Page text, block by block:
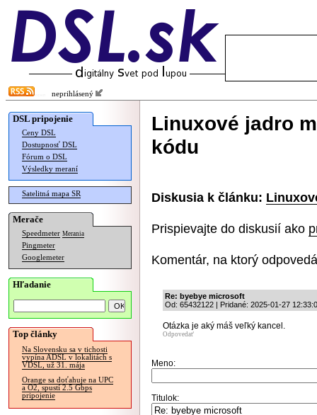
neprihlásený
DSL pripojenie
Ceny DSL
Dostupnosť DSL
Fórum o DSL
Výsledky meraní
Satelitná mapa SR
Merače
Speedmeter Merania
Pingmeter
Googlemeter
Hľadanie
Top články
Na Slovensku sa v tichosti
vypína ADSL v lokalitách s
VDSL, už 31. mája
Orange sa doťahuje na UPC
a O2, spustí 2.5 Gbps
pripojenie
Linuxové jadro
kódu
Diskusia k článku:
Prispievajte do diskusií ako
Komentár, na ktorý
Re: byebye microsoft
Od: 65432122 | Pridané: 2025-01-27
Otázka je aký máš veľký kancel.
Odpovedať
Meno:
Titulok: